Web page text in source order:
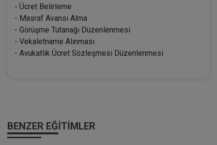
- Ücret Belirleme
- Masraf Avansı Alma
- Görüşme Tutanağı Düzenlenmesi
- Vekaletname Alınması
- Avukatlık Ücret Sözleşmesi Düzenlenmesi
BENZER EĞITIMLER